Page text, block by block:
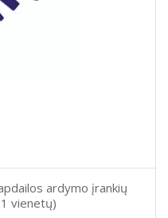
ardymo įrankių
vienetų)